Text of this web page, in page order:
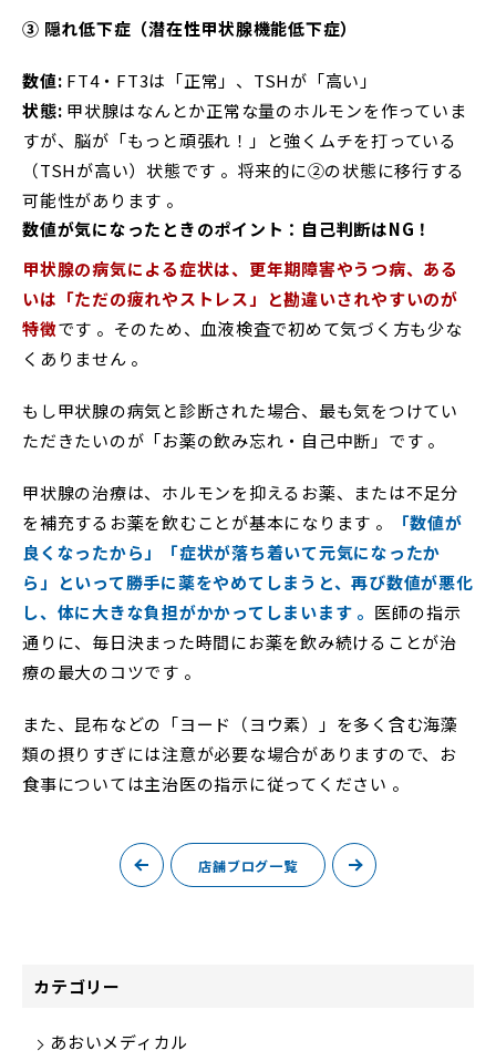
カテゴリー
あおいメディカル
③ 隠れ低下症（潜在性甲状腺機能低下症）
数値: FT4・FT3は「正常」、TSHが「高い」
状態: 甲状腺はなんとか正常な量のホルモンを作っていま
すが、脳が「もっと頑張れ！」と強くムチを打っている
（TSHが高い）状態です 。将来的に②の状態に移行する
可能性があります 。
数値が気になったときのポイント：自己判断はNG！
甲状腺の病気による症状は、更年期障害やうつ病、ある
いは「ただの疲れやストレス」と勘違いされやすいのが
特徴です 。そのため、血液検査で初めて気づく方も少な
くありません 。
もし甲状腺の病気と診断された場合、最も気をつけてい
ただきたいのが「お薬の飲み忘れ・自己中断」です 。
甲状腺の治療は、ホルモンを抑えるお薬、または不足分
を補充するお薬を飲むことが基本になります 。
「数値が
良くなったから」「症状が落ち着いて元気になったか
ら」といって勝手に薬をやめてしまうと、再び数値が悪化
し、体に大きな負担がかかってしまいます 。 医師の指示
通りに、毎日決まった時間にお薬を飲み続けることが治
療の最大のコツです 。
また、昆布などの「ヨード（ヨウ素）」を多く含む海藻
類の摂りすぎには注意が必要な場合がありますので、お
食事については主治医の指示に従ってください 。
店舗ブログ一覧